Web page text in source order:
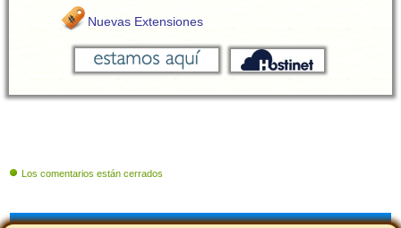
Nuevas Extensiones
Los comentarios están cerrados